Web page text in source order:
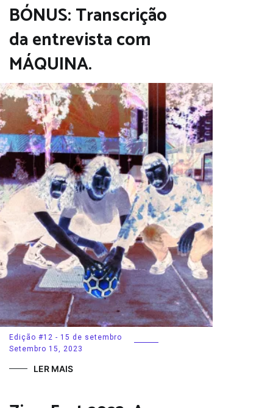
BÓNUS: Transcrição
da entrevista com
MÁQUINA.
Edição #12 - 15 de setembro
Setembro 15, 2023
LER MAIS